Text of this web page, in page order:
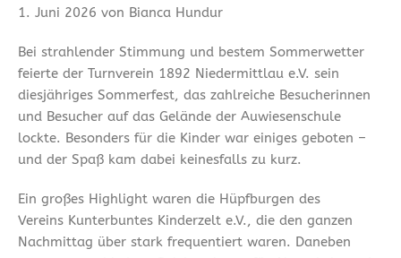
1. Juni 2026 von Bianca Hundur
Bei strahlender Stimmung und bestem Sommerwetter
feierte der Turnverein 1892 Niedermittlau e.V. sein
diesjähriges Sommerfest, das zahlreiche Besucherinnen
und Besucher auf das Gelände der Auwiesenschule
lockte. Besonders für die Kinder war einiges geboten –
und der Spaß kam dabei keinesfalls zu kurz.
Ein großes Highlight waren die Hüpfburgen des
Vereins Kunterbuntes Kinderzelt e.V., die den ganzen
Nachmittag über stark frequentiert waren. Daneben